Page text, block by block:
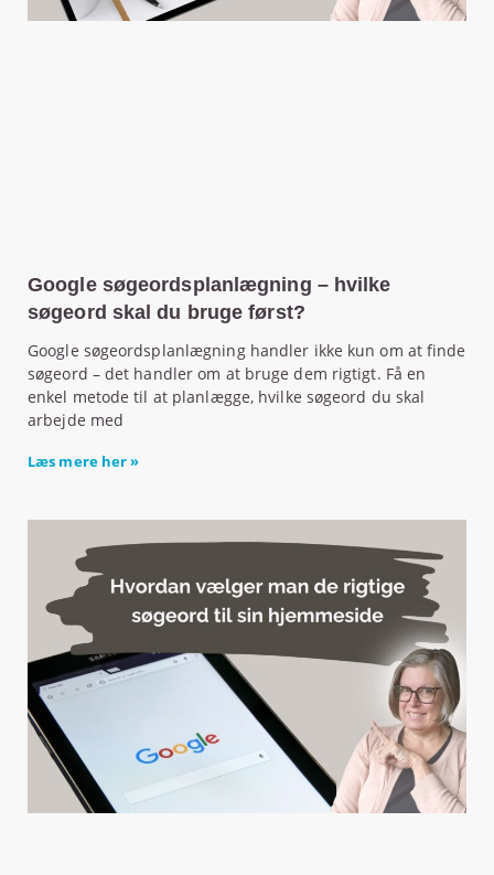
Google søgeordsplanlægning – hvilke
søgeord skal du bruge først?
Google søgeordsplanlægning handler ikke kun om at finde
søgeord – det handler om at bruge dem rigtigt. Få en
enkel metode til at planlægge, hvilke søgeord du skal
arbejde med
Læs mere her »